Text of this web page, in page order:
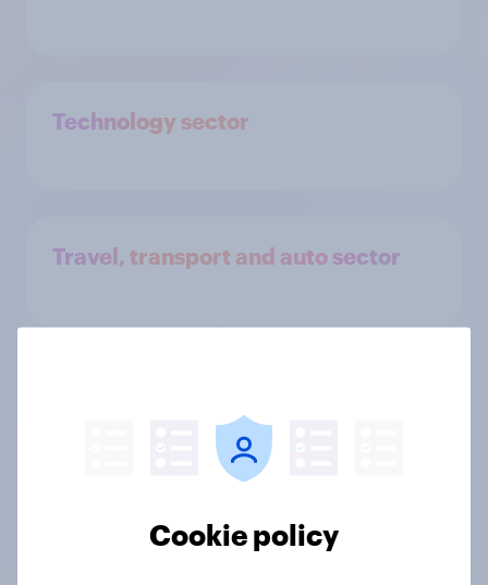
Technology sector
Travel, transport and auto sector
Fatti reali, impatto
Scopri come abbiamo aiutato i professionisti ad
affrontare le sfide di ricerca più complesse e come
Cookie policy